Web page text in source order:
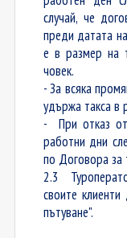
случай, че
преди датата
е в размер на
човек.
- За всяка
удържа такса в
- При отказ от
работни дни
по Договора за
2.3
своите
пътуване".